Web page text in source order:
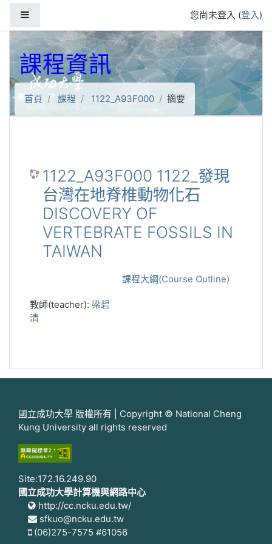
您尚未登入 (登入)
課程資訊
首頁 課程 1122_A93F000 摘要
1122_A93F000 1122_發現
台灣在地脊椎動物化石
DISCOVERY OF
VERTEBRATE FOSSILS IN
TAIWAN
課程大綱(Course Outline)
教師(teacher): 梁碧
清
國立成功大學 版權所有 | Copyright © National Cheng
Kung University all rights reserved
Site:172.16.249.90
國立成功大學計算機與網路中心
http://cc.ncku.edu.tw/
sfkuo@ncku.edu.tw
(06)275-7575 #61056